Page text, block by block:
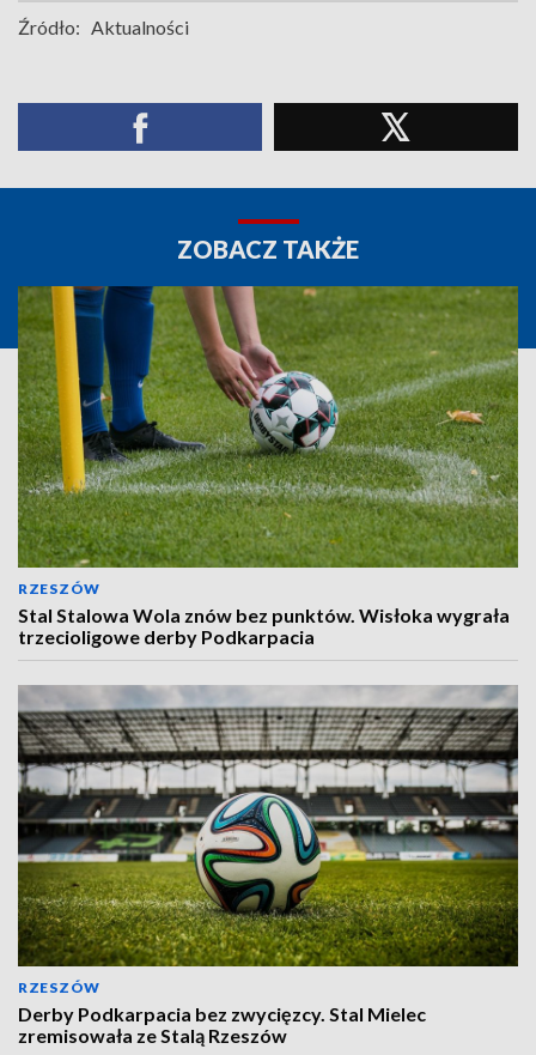
Źródło: Aktualności
ZOBACZ TAKŻE
RZESZÓW
Stal Stalowa Wola znów bez punktów. Wisłoka wygrała
trzecioligowe derby Podkarpacia
RZESZÓW
Derby Podkarpacia bez zwycięzcy. Stal Mielec
zremisowała ze Stalą Rzeszów